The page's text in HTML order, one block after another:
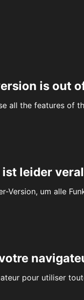
is out
all the features of
leider
Version, um alle
pour utiliser